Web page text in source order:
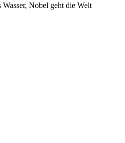
Nobel geht die Welt